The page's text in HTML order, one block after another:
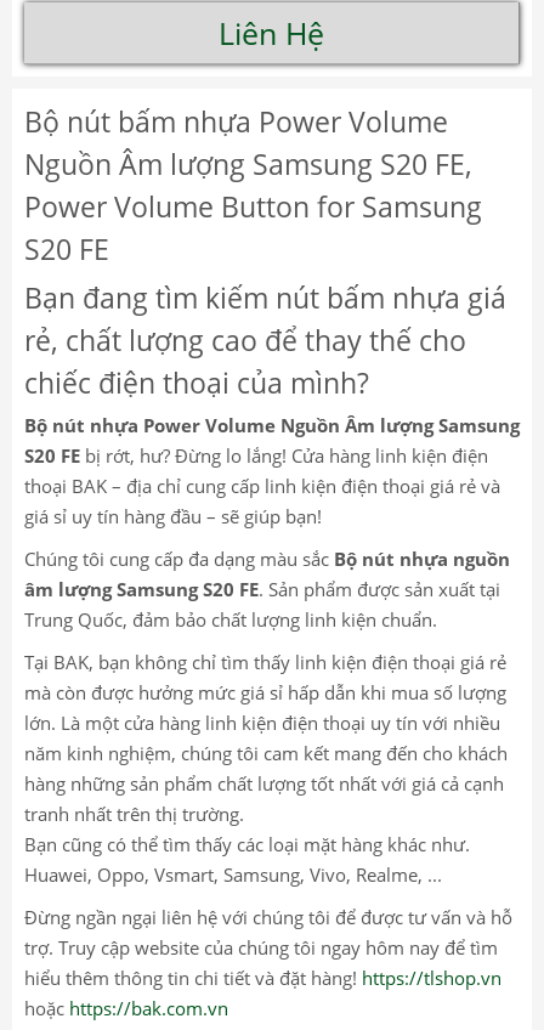
Liên Hệ
Bộ nút bấm nhựa Power Volume
Nguồn Âm lượng Samsung S20 FE,
Power Volume Button for Samsung
S20 FE
Bạn đang tìm kiếm nút bấm nhựa giá
rẻ, chất lượng cao để thay thế cho
chiếc điện thoại của mình?
Bộ nút nhựa Power Volume Nguồn Âm lượng Samsung
S20 FE bị rớt, hư? Đừng lo lắng! Cửa hàng linh kiện điện
thoại BAK – địa chỉ cung cấp linh kiện điện thoại giá rẻ và
giá sỉ uy tín hàng đầu – sẽ giúp bạn!
Chúng tôi cung cấp đa dạng màu sắc Bộ nút nhựa nguồn
âm lượng Samsung S20 FE. Sản phẩm được sản xuất tại
Trung Quốc, đảm bảo chất lượng linh kiện chuẩn.
Tại BAK, bạn không chỉ tìm thấy linh kiện điện thoại giá rẻ
mà còn được hưởng mức giá sỉ hấp dẫn khi mua số lượng
lớn. Là một cửa hàng linh kiện điện thoại uy tín với nhiều
năm kinh nghiệm, chúng tôi cam kết mang đến cho khách
hàng những sản phẩm chất lượng tốt nhất với giá cả cạnh
tranh nhất trên thị trường.
Bạn cũng có thể tìm thấy các loại mặt hàng khác như.
Huawei, Oppo, Vsmart, Samsung, Vivo, Realme, ...
Đừng ngần ngại liên hệ với chúng tôi để được tư vấn và hỗ
trợ. Truy cập website của chúng tôi ngay hôm nay để tìm
hiểu thêm thông tin chi tiết và đặt hàng! https://tlshop.vn
hoặc https://bak.com.vn